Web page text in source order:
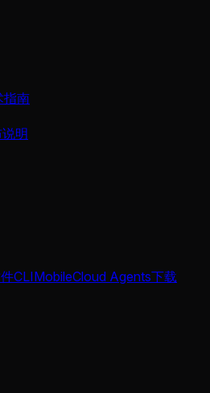
指南
明
CLIMobileCloud Agents下载